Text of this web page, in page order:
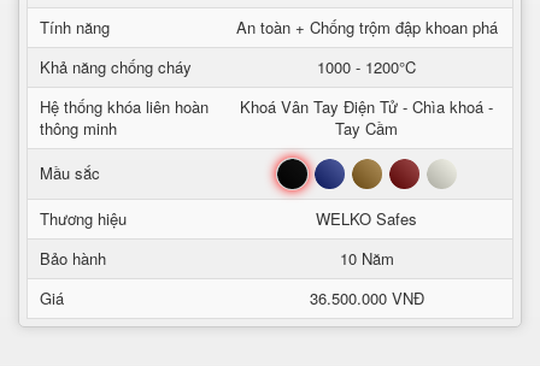
Tính năng
An toàn + Chống trộm đập khoan phá
Khả năng chống cháy
1000 - 1200°C
Hệ thống khóa liên hoàn
thông minh
Khoá Vân Tay Điện Tử - Chìa khoá -
Tay Cầm
Mầu sắc
Đen Xanh Nâu Đỏ Trắng
Thương hiệu
WELKO Safes
Bảo hành
10 Năm
Giá
36.500.000 VNĐ